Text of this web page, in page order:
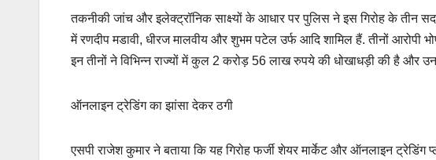
तकनीकी जांच और इलेक्ट्रॉनिक साक्ष्यों के आधार पर पुलिस ने इस गिरोह के तीन
में रणदीप मडावी, धीरज मालवीय और शुभम पटेल उर्फ आदि शामिल हैं. तीनों
इन तीनों ने विभिन्न राज्यों में कुल 2 करोड़ 56 लाख रुपये की धोखाधड़ी की है और
ऑनलाइन ट्रेडिंग का झांसा देकर ठगी
एसपी राजेश कुमार ने बताया कि यह गिरोह फर्जी शेयर मार्केट और ऑनलाइन ट्रेडिंग